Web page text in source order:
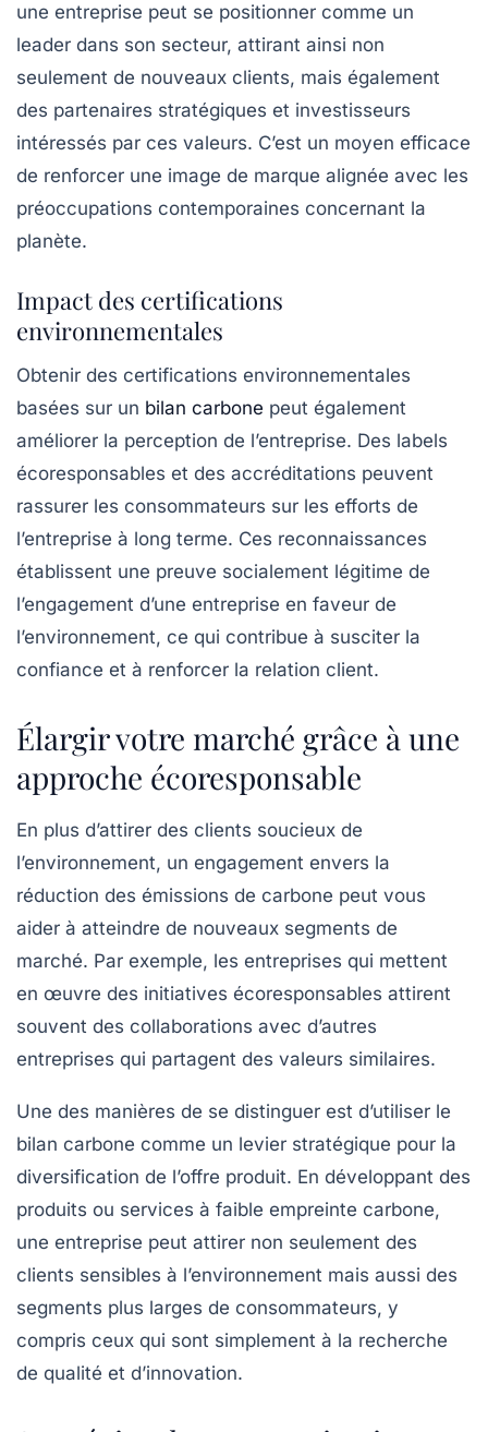
une entreprise peut se positionner comme un
leader dans son secteur, attirant ainsi non
seulement de nouveaux clients, mais également
des partenaires stratégiques et investisseurs
intéressés par ces valeurs. C’est un moyen efficace
de renforcer une image de marque alignée avec les
préoccupations contemporaines concernant la
planète.
Impact des certifications
environnementales
Obtenir des certifications environnementales
basées sur un bilan carbone peut également
améliorer la perception de l’entreprise. Des labels
écoresponsables et des accréditations peuvent
rassurer les consommateurs sur les efforts de
l’entreprise à long terme. Ces reconnaissances
établissent une preuve socialement légitime de
l’engagement d’une entreprise en faveur de
l’environnement, ce qui contribue à susciter la
confiance et à renforcer la relation client.
Élargir votre marché grâce à une
approche écoresponsable
En plus d’attirer des clients soucieux de
l’environnement, un engagement envers la
réduction des émissions de carbone peut vous
aider à atteindre de nouveaux segments de
marché. Par exemple, les entreprises qui mettent
en œuvre des initiatives écoresponsables attirent
souvent des collaborations avec d’autres
entreprises qui partagent des valeurs similaires.
Une des manières de se distinguer est d’utiliser le
bilan carbone comme un levier stratégique pour la
diversification de l’offre produit. En développant des
produits ou services à faible empreinte carbone,
une entreprise peut attirer non seulement des
clients sensibles à l’environnement mais aussi des
segments plus larges de consommateurs, y
compris ceux qui sont simplement à la recherche
de qualité et d’innovation.